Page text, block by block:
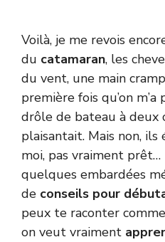
Voilà, je me revois
du catamaran, les
du vent, une main
première fois qu’on
drôle de bateau à deux
plaisantait. Mais non,
moi, pas vraiment
quelques embardées
de conseils pour
peux te raconter
on veut vraiment